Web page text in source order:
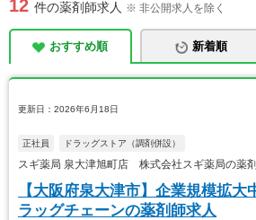
12 件の薬剤師求人 ※ 非公開求人を除く
おすすめ順 新着順
更新日：2026年6月18日
正社員 ドラッグストア（調剤併設）
スギ薬局 泉大津旭町店 株式会社スギ薬局の薬
【大阪府泉大津市】企業規模拡大
ラッグチェーンの薬剤師求人